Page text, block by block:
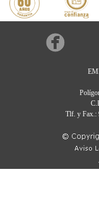
Tlf. y Fax.: